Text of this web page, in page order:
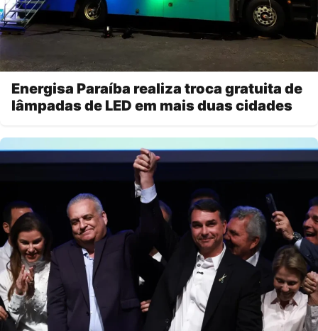
Energisa Paraíba realiza troca gratuita de
lâmpadas de LED em mais duas cidades